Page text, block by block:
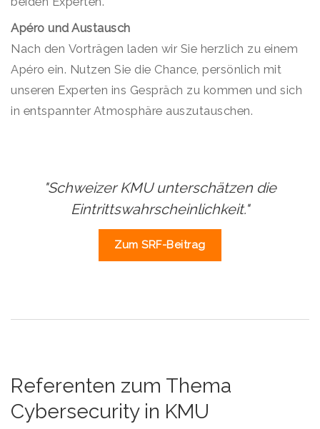
Apéro und Austausch
Nach den Vorträgen laden wir Sie herzlich zu einem
Apéro ein. Nutzen Sie die Chance, persönlich mit
unseren Experten ins Gespräch zu kommen und sich
in entspannter Atmosphäre auszutauschen.
"Schweizer KMU unterschätzen die
Eintrittswahrscheinlichkeit."
Zum SRF-Beitrag
Referenten zum Thema
Cybersecurity in KMU